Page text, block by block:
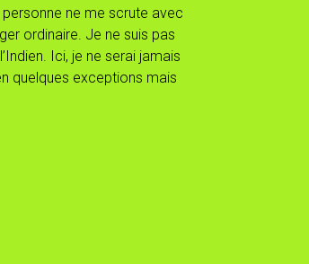
personne ne me scrute avec
ordinaire. Je ne suis pas
Ici, je ne serai jamais
quelques exceptions mais